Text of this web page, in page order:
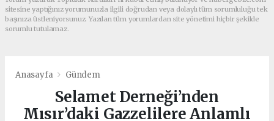
sitesine yaptığınız yorumunuzla ilgili doğrudan veya dolaylı tüm sorumluluğu tek
başınıza üstleniyorsunuz. Yazılan tüm yorumlardan site yönetimi hiçbir şekilde
sorumlu tutulamaz.
Anasayfa Gündem
Selamet Derneği’nden
Mısır’daki Gazzelilere Anlamlı